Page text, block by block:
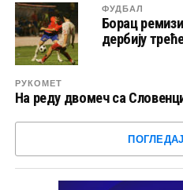
ФУДБАЛ
Борац
дербију
РУКОМЕТ
На реду двомеч са